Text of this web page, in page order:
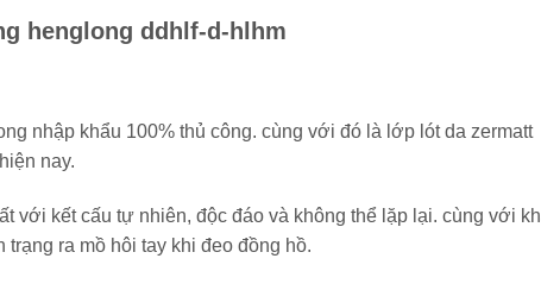
henglong ddhlf-d-hlhm
nhập khẩu 100% thủ công. cùng với đó là lớp lót da zermatt
nay.
với kết cấu tự nhiên, độc đáo và không thể lặp lại. cùng với
ra mồ hôi tay khi đeo đồng hồ.